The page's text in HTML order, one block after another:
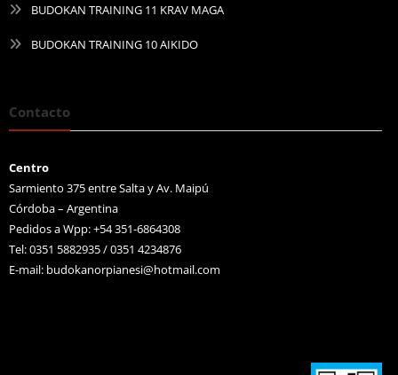
BUDOKAN TRAINING 11 KRAV MAGA
BUDOKAN TRAINING 10 AIKIDO
Contacto
Centro
Sarmiento 375 entre Salta y Av. Maipú
Córdoba – Argentina
Pedidos a Wpp: +54 351-6864308
Tel: 0351 5882935 / 0351 4234876
E-mail: budokanorpianesi@hotmail.com